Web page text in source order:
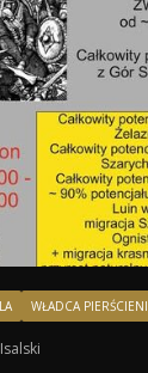
WŁADCA PIERŚCIENI